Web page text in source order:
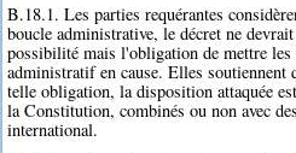
B.18.1. Les parties requérantes
boucle administrative, le décret ne
possibilité mais l'obligation de mettre les
administratif en cause. Elles soutiennent
telle obligation, la disposition attaquée
la Constitution, combinés ou non avec
international.